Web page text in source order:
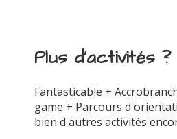
Plus d'activités ?
Fantasticable +
game + Parcours
bien d'autres activités